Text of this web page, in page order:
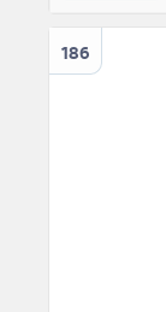
186